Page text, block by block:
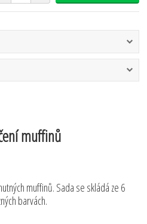
muffinů
muffinů. Sada se skládá ze 6
barvách.